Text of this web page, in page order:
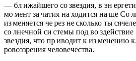
— бл ижайшего со звездия, в эн
мо мент за чатия на ходится на ше
из меняется че рез не сколько ты
со лнечной си стемы под во
звездия, что пр иводит к из менению
ровоззрения человечества.